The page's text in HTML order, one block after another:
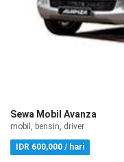
Sewa Mobil Avanza
mobil, bensin, driver
IDR 600,000 / hari